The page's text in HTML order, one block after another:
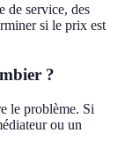
de service, des
si le prix est
?
le problème. Si
ou un